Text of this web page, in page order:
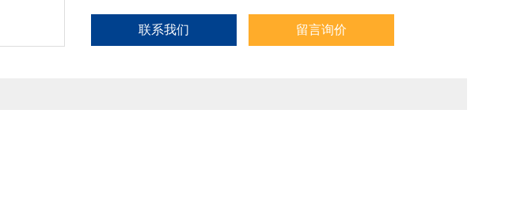
联系我们 留言询价